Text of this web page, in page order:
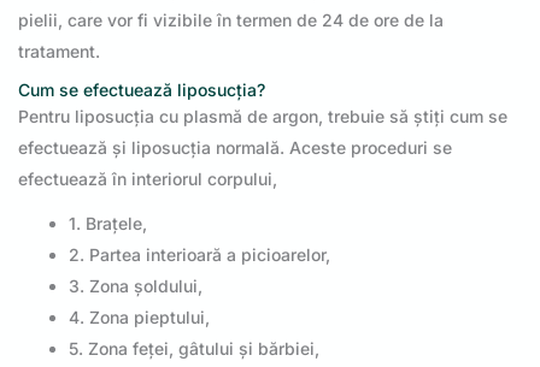
pielii, care vor fi vizibile în termen de 24 de ore de la
tratament.
Cum se efectuează liposucția?
Pentru liposucția cu plasmă de argon, trebuie să știți cum se
efectuează și liposucția normală. Aceste proceduri se
efectuează în interiorul corpului,
1. Brațele,
2. Partea interioară a picioarelor,
3. Zona șoldului,
4. Zona pieptului,
5. Zona feței, gâtului și bărbiei,